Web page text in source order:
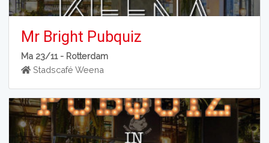
Mr Bright Pubquiz
Ma 23/11 - Rotterdam
Stadscafé Weena